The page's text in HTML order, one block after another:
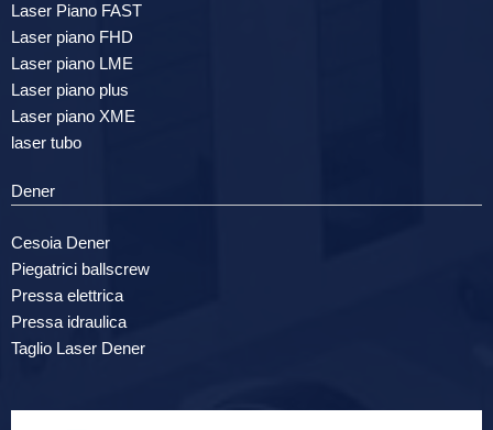
Laser Piano FAST
Laser piano FHD
Laser piano LME
Laser piano plus
Laser piano XME
laser tubo
Dener
Cesoia Dener
Piegatrici ballscrew
Pressa elettrica
Pressa idraulica
Taglio Laser Dener